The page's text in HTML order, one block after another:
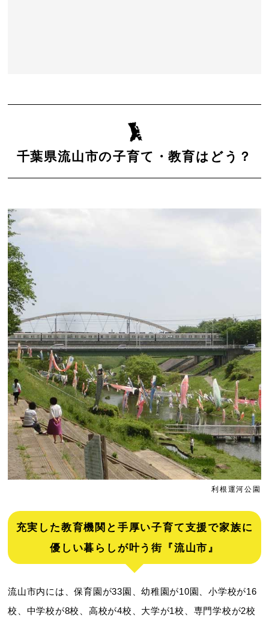
千葉県流山市の子育て・教育はどう？
利根運河公園
充実した教育機関と手厚い子育て支援で家族に
優しい暮らしが叶う街『流山市』
流山市内には、保育園が33園、幼稚園が10園、小学校が16
校、中学校が8校、高校が4校、大学が1校、専門学校が2校